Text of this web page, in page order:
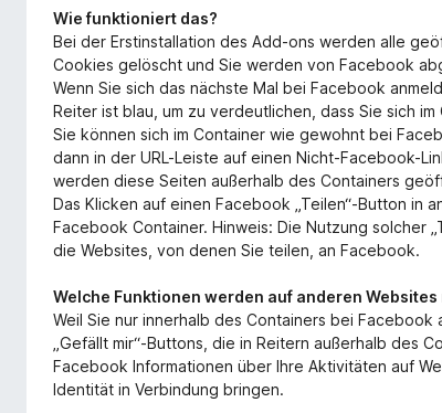
Wie funktioniert das?
Bei der Erstinstallation des Add-ons werden alle
Cookies gelöscht und Sie werden von Facebook
Wenn Sie sich das nächste Mal bei Facebook
Reiter ist blau, um zu verdeutlichen, dass Sie sich
Sie können sich im Container wie gewohnt bei
dann in der URL-Leiste auf einen Nicht-Facebook-
werden diese Seiten außerhalb des Containers
Das Klicken auf einen Facebook „Teilen“-Button in
Facebook Container. Hinweis: Die Nutzung solcher
die Websites, von denen Sie teilen, an Facebook.
Welche Funktionen werden auf anderen
Weil Sie nur innerhalb des Containers bei
„Gefällt mir“-Buttons, die in Reitern außerhalb des
Facebook Informationen über Ihre Aktivitäten auf
Identität in Verbindung bringen.